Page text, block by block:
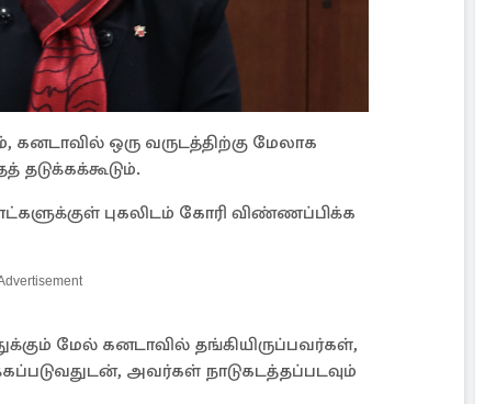
ஒரு வருடத்திற்கு மேலாக
தடுக்கக்கூடும்.
புகலிடம் கோரி விண்ணப்பிக்க
மேல் கனடாவில் தங்கியிருப்பவர்கள்,
அவர்கள் நாடுகடத்தப்படவும்